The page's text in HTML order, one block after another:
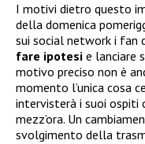
I motivi dietro questo
della domenica
sui social network i fan
fare ipotesi e lanciare
motivo preciso non è
momento l’unica cosa
intervisterà i suoi ospiti
mezz’ora. Un
svolgimento della